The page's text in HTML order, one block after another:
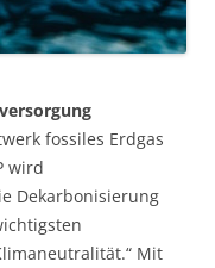
fossiles Erdgas
wird
Dekarbonisierung
Mit